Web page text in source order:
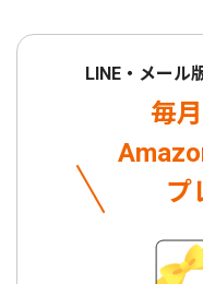
LINE・メール
毎
プ